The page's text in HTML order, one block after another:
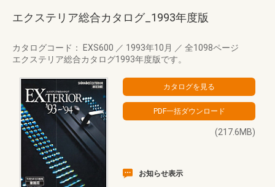
エクステリア総合カタログ_1993年度版
カタログコード： EXS600 ／ 1993年10月 ／ 全1098ページ
エクステリア総合カタログ1993年度版です。
(217.6MB)
お知らせ表示